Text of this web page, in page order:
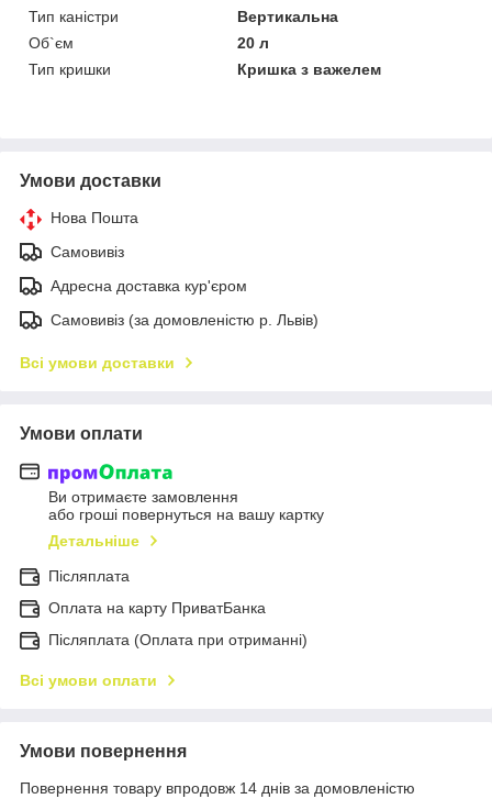
Тип каністри
Вертикальна
Об`єм
20 л
Тип кришки
Кришка з важелем
Умови доставки
Нова Пошта
Самовивіз
Адресна доставка кур'єром
Самовивіз (за домовленістю р. Львів)
Всі умови доставки
Умови оплати
Ви отримаєте замовлення
або гроші повернуться на вашу картку
Детальніше
Післяплата
Оплата на карту ПриватБанка
Післяплата (Оплата при отриманні)
Всі умови оплати
Умови повернення
Повернення товару впродовж 14 днів за домовленістю